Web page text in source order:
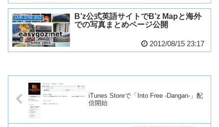
LIVE-GYM 2012
B’z公式英語サイトでB’z Mapと海外
での写真まとめページ公開
2012/08/15 23:17
iTunes Storeで「Into Free -Dangan-」配
信開始